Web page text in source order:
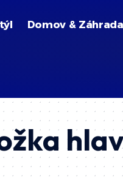
Domov & Záhrada